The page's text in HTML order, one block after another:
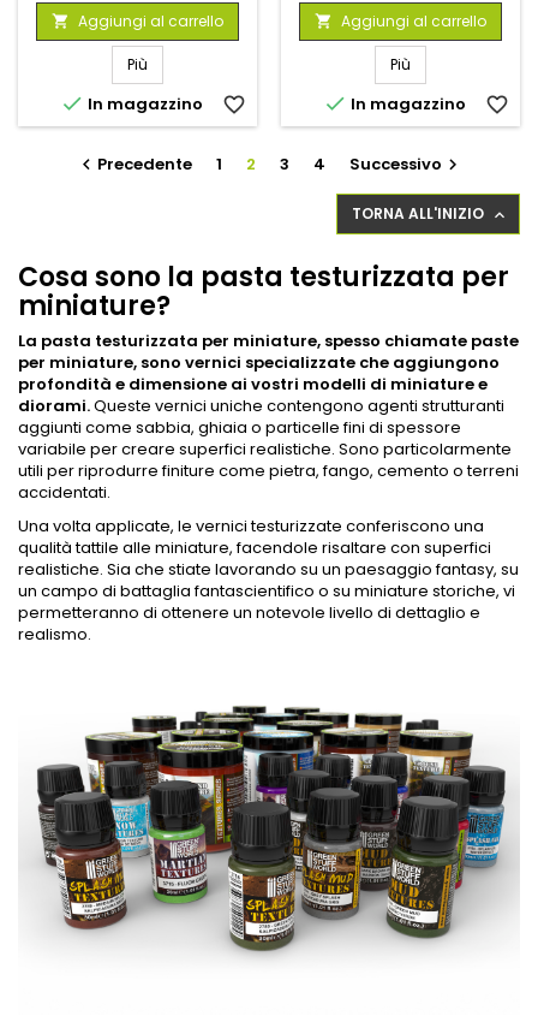
 Aggiungi al carrello
Più
 In magazzino favorite_border
 Aggiungi al carrello
Più
 In magazzino favorite_border
 Precedente 1 2 3 4 Successivo 
TORNA ALL'INIZIO 
Cosa sono la pasta testurizzata per
miniature?
La pasta testurizzata per miniature, spesso chiamate paste
per miniature, sono vernici specializzate che aggiungono
profondità e dimensione ai vostri modelli di miniature e
diorami.Queste vernici uniche contengono agenti strutturanti
aggiunti come sabbia, ghiaia o particelle fini di spessore
variabile per creare superfici realistiche. Sono particolarmente
utili per riprodurre finiture come pietra, fango, cemento o terreni
accidentati.
Una volta applicate, le vernici testurizzate conferiscono una
qualità tattile alle miniature, facendole risaltare con superfici
realistiche. Sia che stiate lavorando su un paesaggio fantasy, su
un campo di battaglia fantascientifico o su miniature storiche, vi
permetteranno di ottenere un notevole livello di dettaglio e
realismo.